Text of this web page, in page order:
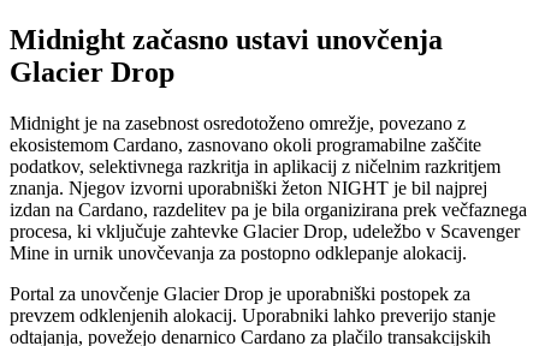
Midnight začasno ustavi unovčenja
Glacier Drop
Midnight je na zasebnost osredotoženo omrežje, povezano z
ekosistemom Cardano, zasnovano okoli programabilne zaščite
podatkov, selektivnega razkritja in aplikacij z ničelnim razkritjem
znanja. Njegov izvorni uporabniški žeton NIGHT je bil najprej
izdan na Cardano, razdelitev pa je bila organizirana prek večfaznega
procesa, ki vključuje zahtevke Glacier Drop, udeležbo v Scavenger
Mine in urnik unovčevanja za postopno odklepanje alokacij.
Portal za unovčenje Glacier Drop je uporabniški postopek za
prevzem odklenjenih alokacij. Uporabniki lahko preverijo stanje
odtajanja, povežejo denarnico Cardano za plačilo transakcijskih